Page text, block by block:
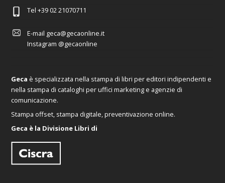
Tel +39 02 21070711
E-mail geca@gecaonline.it
Instagram @gecaonline
Geca è specializzata nella stampa di libri per editori indipendenti e
nella stampa di cataloghi per uffici marketing e agenzie di
comunicazione.
Stampa offset, stampa digitale, preventivazione online.
Geca è la Divisione Libri di